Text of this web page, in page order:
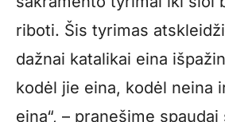
riboti. Šis tyrimas
dažnai katalikai eina
kodėl jie eina, kodėl neina
eina“, – pranešime spaudai